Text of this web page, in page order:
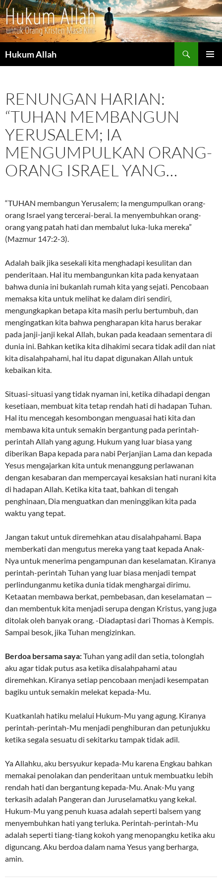
Hukum Allah
RENUNGAN HARIAN:
“TUHAN MEMBANGUN
YERUSALEM; IA
MENGUMPULKAN ORANG-
ORANG ISRAEL YANG…
“TUHAN membangun Yerusalem; Ia mengumpulkan orang-
orang Israel yang tercerai-berai. Ia menyembuhkan orang-
orang yang patah hati dan membalut luka-luka mereka”
(Mazmur 147:2-3).
Adalah baik jika sesekali kita menghadapi kesulitan dan
penderitaan. Hal itu membangunkan kita pada kenyataan
bahwa dunia ini bukanlah rumah kita yang sejati. Pencobaan
memaksa kita untuk melihat ke dalam diri sendiri,
mengungkapkan betapa kita masih perlu bertumbuh, dan
mengingatkan kita bahwa pengharapan kita harus berakar
pada janji-janji kekal Allah, bukan pada keadaan sementara di
dunia ini. Bahkan ketika kita dihakimi secara tidak adil dan niat
kita disalahpahami, hal itu dapat digunakan Allah untuk
kebaikan kita.
Situasi-situasi yang tidak nyaman ini, ketika dihadapi dengan
kesetiaan, membuat kita tetap rendah hati di hadapan Tuhan.
Hal itu mencegah kesombongan menguasai hati kita dan
membawa kita untuk semakin bergantung pada perintah-
perintah Allah yang agung. Hukum yang luar biasa yang
diberikan Bapa kepada para nabi Perjanjian Lama dan kepada
Yesus mengajarkan kita untuk menanggung perlawanan
dengan kesabaran dan mempercayai kesaksian hati nurani kita
di hadapan Allah. Ketika kita taat, bahkan di tengah
penghinaan, Dia menguatkan dan meninggikan kita pada
waktu yang tepat.
Jangan takut untuk diremehkan atau disalahpahami. Bapa
memberkati dan mengutus mereka yang taat kepada Anak-
Nya untuk menerima pengampunan dan keselamatan. Kiranya
perintah-perintah Tuhan yang luar biasa menjadi tempat
perlindunganmu ketika dunia tidak menghargai dirimu.
Ketaatan membawa berkat, pembebasan, dan keselamatan —
dan membentuk kita menjadi serupa dengan Kristus, yang juga
ditolak oleh banyak orang. -Diadaptasi dari Thomas à Kempis.
Sampai besok, jika Tuhan mengizinkan.
Berdoa bersama saya:Tuhan yang adil dan setia, tolonglah
aku agar tidak putus asa ketika disalahpahami atau
diremehkan. Kiranya setiap pencobaan menjadi kesempatan
bagiku untuk semakin melekat kepada-Mu.
Kuatkanlah hatiku melalui Hukum-Mu yang agung. Kiranya
perintah-perintah-Mu menjadi penghiburan dan petunjukku
ketika segala sesuatu di sekitarku tampak tidak adil.
Ya Allahku, aku bersyukur kepada-Mu karena Engkau bahkan
memakai penolakan dan penderitaan untuk membuatku lebih
rendah hati dan bergantung kepada-Mu. Anak-Mu yang
terkasih adalah Pangeran dan Juruselamatku yang kekal.
Hukum-Mu yang penuh kuasa adalah seperti balsem yang
menyembuhkan hati yang terluka. Perintah-perintah-Mu
adalah seperti tiang-tiang kokoh yang menopangku ketika aku
diguncang. Aku berdoa dalam nama Yesus yang berharga,
amin.